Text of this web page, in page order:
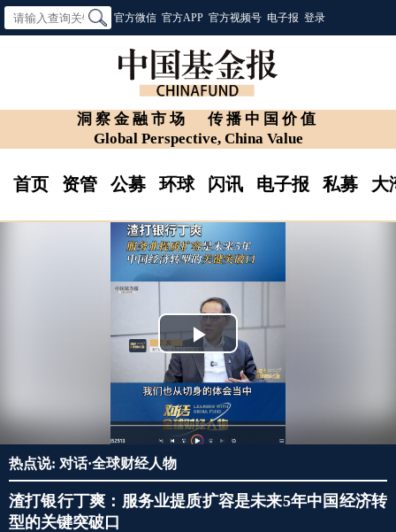
官方微信 官方APP 官方视频号 电子报 登录
洞察金融市场
传播中国价值
Global Perspective, China Value
首页 资管 公募 环球 闪讯 电子报 私募 大
Play
Video
热点说: 对话·全球财经人物
渣打银行丁爽：服务业提质扩容是未来5年中国经济转
型的关键突破口